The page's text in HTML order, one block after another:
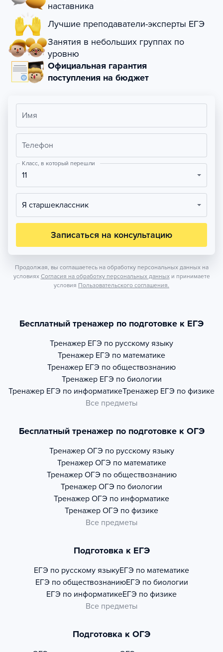
наставника
Лучшие преподаватели-эксперты ЕГЭ
Занятия в небольших группах по
уровню
Официальная гарантия
поступления на бюджет
Имя
Телефон
Класс, в который перешли
11
Я старшеклассник
Записаться на консультацию
Продолжая, вы соглашаетесь на обработку персональных данных на
условиях Согласия на обработку персональных данных и принимаете
условия Пользовательского соглашения.
Бесплатный тренажер по подготовке к ЕГЭ
Тренажер ЕГЭ по русскому языку
Тренажер ЕГЭ по математике
Тренажер ЕГЭ по обществознанию
Тренажер ЕГЭ по биологии
Тренажер ЕГЭ по информатикеТренажер ЕГЭ по физике
Все предметы
Бесплатный тренажер по подготовке к ОГЭ
Тренажер ОГЭ по русскому языку
Тренажер ОГЭ по математике
Тренажер ОГЭ по обществознанию
Тренажер ОГЭ по биологии
Тренажер ОГЭ по информатике
Тренажер ОГЭ по физике
Все предметы
Подготовка к ЕГЭ
ЕГЭ по русскому языкуЕГЭ по математике
ЕГЭ по обществознаниюЕГЭ по биологии
ЕГЭ по информатикеЕГЭ по физике
Все предметы
Подготовка к ОГЭ